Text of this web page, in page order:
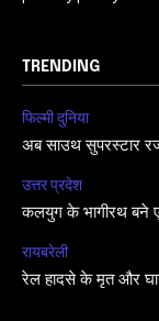
TRENDING
फिल्मी दुनिया
अब साउथ सुपरस्टार
उत्तर प्रदेश
कलयुग के भागीरथ बने
रायबरेली
रेल हादसे के मृत और